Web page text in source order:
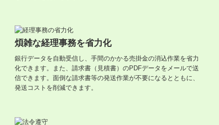
煩雑な経理事務を省力化
銀行データを自動受信し、手間のかかる売掛金の消込作業を省力
化できます。また、請求書（見積書）のPDFデータをメールで送
信できます。面倒な請求書等の発送作業が不要になるとともに、
発送コストを削減できます。